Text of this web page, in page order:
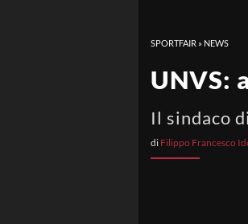
SPORTFAIR » NEWS
UNVS:
Il sindaco
di Filippo Francesco